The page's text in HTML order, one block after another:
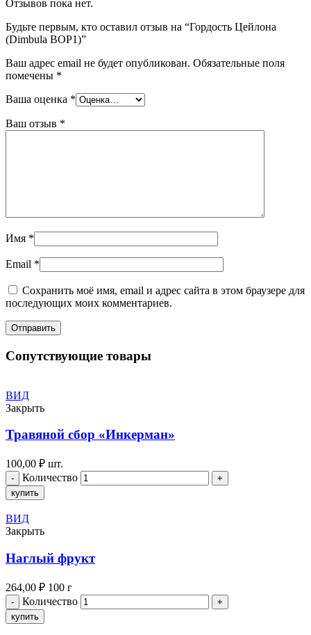
Отзывов пока нет.
Будьте первым, кто оставил отзыв на “Гордость Цейлона
(Dimbula BOP1)”
Ваш адрес email не будет опубликован. Обязательные поля
помечены *
Ваша оценка *
Ваш отзыв *
Имя *
Email *
Сохранить моё имя, email и адрес сайта в этом браузере для
последующих моих комментариев.
Сопутствующие товары
ВИД
Закрыть
Травяной сбор «Инкерман»
100,00 ₽ шт.
Количество
купить
ВИД
Закрыть
Наглый фрукт
264,00 ₽ 100 г
Количество
купить